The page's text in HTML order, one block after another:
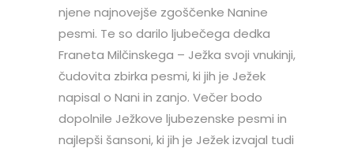
njene najnovejše zgoščenke Nanine
pesmi. Te so darilo ljubečega dedka
Franeta Milčinskega – Ježka svoji vnukinji,
čudovita zbirka pesmi, ki jih je Ježek
napisal o Nani in zanjo. Večer bodo
dopolnile Ježkove ljubezenske pesmi in
najlepši šansoni, ki jih je Ježek izvajal tudi